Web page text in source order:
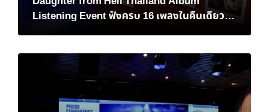
Listening Event ฟังครบ 16 เพลงในคืนเดียว